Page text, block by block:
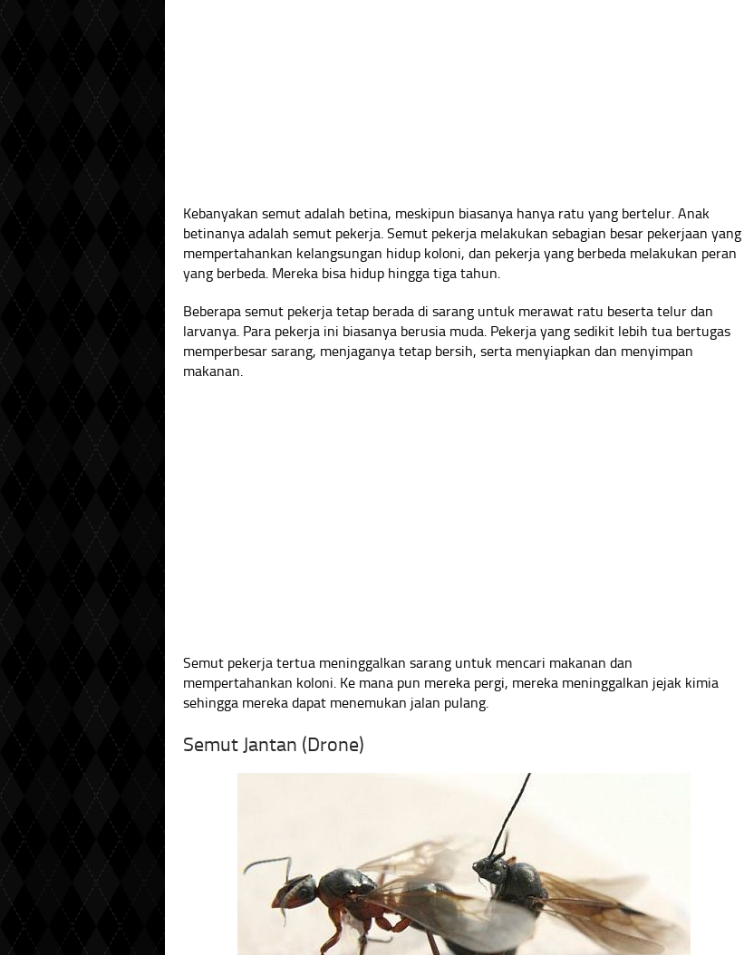
Kebanyakan semut adalah betina, meskipun biasanya hanya ratu yang bertelur. Anak
betinanya adalah semut pekerja. Semut pekerja melakukan sebagian besar pekerjaan yang
mempertahankan kelangsungan hidup koloni, dan pekerja yang berbeda melakukan peran
yang berbeda. Mereka bisa hidup hingga tiga tahun.
Beberapa semut pekerja tetap berada di sarang untuk merawat ratu beserta telur dan
larvanya. Para pekerja ini biasanya berusia muda. Pekerja yang sedikit lebih tua bertugas
memperbesar sarang, menjaganya tetap bersih, serta menyiapkan dan menyimpan
makanan.
Semut pekerja tertua meninggalkan sarang untuk mencari makanan dan
mempertahankan koloni. Ke mana pun mereka pergi, mereka meninggalkan jejak kimia
sehingga mereka dapat menemukan jalan pulang.
Semut Jantan (Drone)